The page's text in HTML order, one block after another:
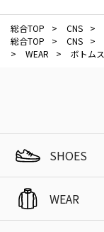
総合TOP > CNS >
総合TOP
> CNS >
>
WEAR > ボトムス
SHOES
WEAR